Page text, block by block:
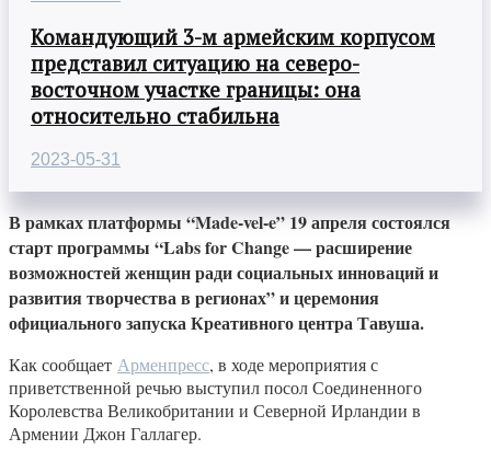
Командующий 3-м армейским корпусом
представил ситуацию на северо-
восточном участке границы: она
относительно стабильна
2023-05-31
В рамках платформы “Made-vel-e” 19 апреля состоялся
старт программы “Labs for Change — расширение
возможностей женщин ради социальных инноваций и
развития творчества в регионах” и церемония
официального запуска Креативного центра Тавуша.
Как сообщает Арменпресс, в ходе мероприятия с
приветственной речью выступил посол Соединенного
Королевства Великобритании и Северной Ирландии в
Армении Джон Галлагер.